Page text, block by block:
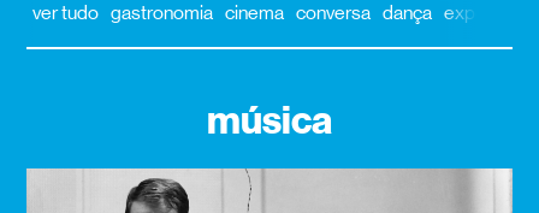
ver tudo gastronomia cinema conversa dança exposição
música